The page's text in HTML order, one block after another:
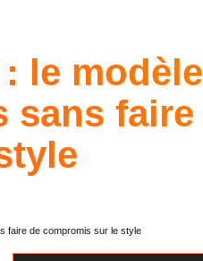
le modèle
sans faire
faire de compromis sur le style